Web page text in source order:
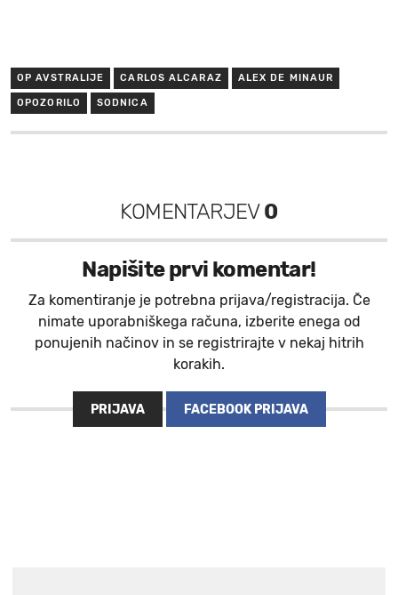
OP AVSTRALIJE CARLOS ALCARAZ ALEX DE MINAUR
OPOZORILO SODNICA
KOMENTARJEV0
Napišite prvi komentar!
Za komentiranje je potrebna prijava/registracija. Če
nimate uporabniškega računa, izberite enega od
ponujenih načinov in se registrirajte v nekaj hitrih
korakih.
PRIJAVA FACEBOOK PRIJAVA